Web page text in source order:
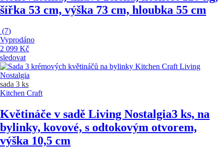
šířka 53 cm, výška 73 cm, hloubka 55 cm
(7)
Vyprodáno
2 099 Kč
sledovat
sada 3 ks
Kitchen Craft
Květináče v sadě Living Nostalgia3 ks, na
bylinky, kovové, s odtokovým otvorem,
výška 10,5 cm